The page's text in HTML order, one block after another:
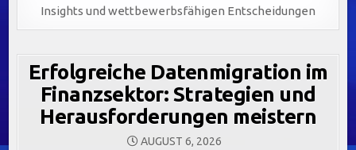
Insights und wettbewerbsfähigen Entscheidungen
Erfolgreiche Datenmigration im
Finanzsektor: Strategien und
Herausforderungen meistern
AUGUST 6, 2026